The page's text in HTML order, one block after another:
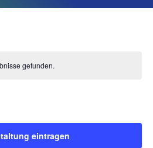
gefunden.
eintragen